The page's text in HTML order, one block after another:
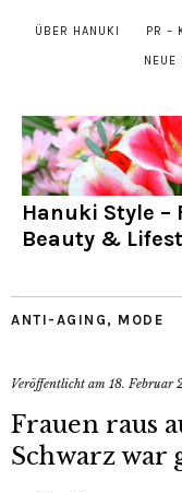
ÜBER HANUKI PR –
NEUE
Hanuki Style –
Beauty &
ANTI-AGING , MODE
Veröffentlicht am 18. Februar
Frauen raus
Schwarz war